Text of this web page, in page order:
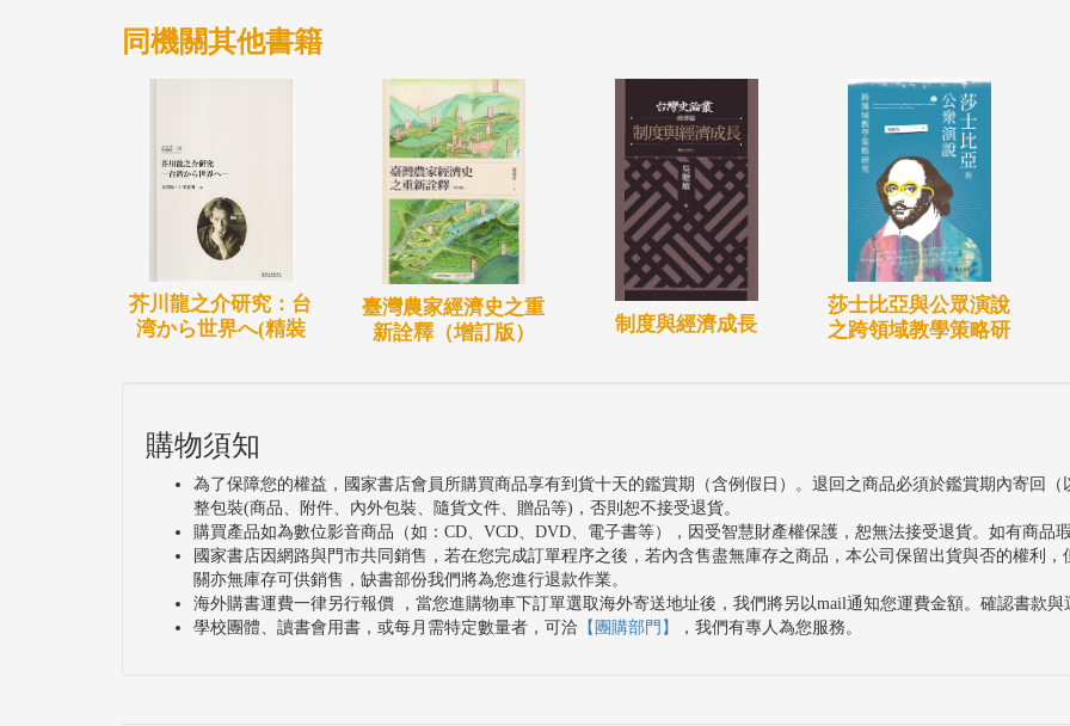
同機關其他書籍
芥川龍之介研究：台
湾から世界へ(精裝
臺灣農家經濟史之重
新詮釋（增訂版）
制度與經濟成長
莎士比亞與公眾演說
之跨領域教學策略研
購物須知
為了保障您的權益，國家書店會員所購買商品享有到貨十天的鑑賞期（含例假日）。退回之商品必須於鑑賞期內寄回
整包裝(商品、附件、內外包裝、隨貨文件、贈品等)，否則恕不接受退貨。
購買產品如為數位影音商品（如：CD、VCD、DVD、電子書等），因受智慧財產權保護，恕無法接受退貨。如有商品
國家書店因網路與門市共同銷售，若在您完成訂單程序之後，若內含售盡無庫存之商品，本公司保留出貨與否的權利
關亦無庫存可供銷售，缺書部份我們將為您進行退款作業。
海外購書運費一律另行報價 ，當您進購物車下訂單選取海外寄送地址後，我們將另以mail通知您運費金額。確認書款
學校團體、讀書會用書，或每月需特定數量者，可洽 【團購部門】 ，我們有專人為您服務。